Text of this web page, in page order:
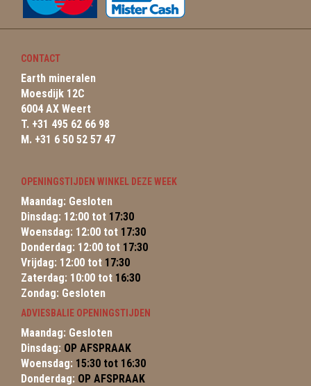
CONTACT
Earth mineralen
Moesdijk 12C
6004 AX Weert
T. +31 495 62 66 98
M. +31 6 50 52 57 47
OPENINGSTIJDEN WINKEL DEZE WEEK
Maandag: Gesloten
Dinsdag: 12:00 tot 17:30
Woensdag: 12:00 tot 17:30
Donderdag: 12:00 tot 17:30
Vrijdag: 12:00 tot 17:30
Zaterdag: 10:00 tot 16:30
Zondag: Gesloten
ADVIESBALIE OPENINGSTIJDEN
Maandag: Gesloten
Dinsdag: OP AFSPRAAK
Woensdag: 15:30 tot 16:30
Donderdag: OP AFSPRAAK